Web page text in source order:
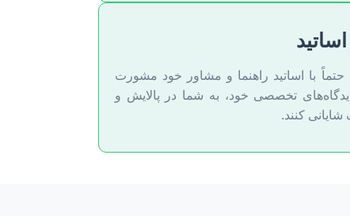
حتماً با اساتید راهنما و مشاور خود مشورت
دیدگاه‌های تخصصی خود، به شما در پالایش و
کنند.